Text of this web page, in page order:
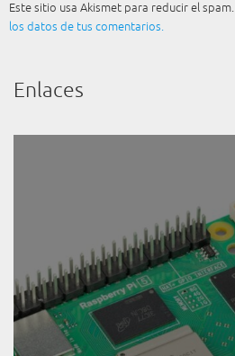
Este sitio usa Akismet para reducir el spam.
los datos de tus comentarios.
Enlaces